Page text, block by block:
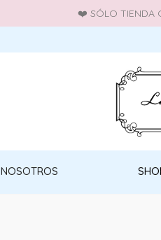
❤️ SÓLO TIENDA
NOSOTROS